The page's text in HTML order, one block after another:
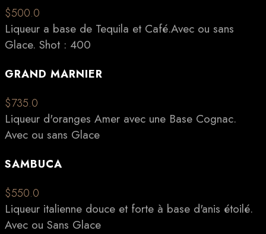
$500.0
Liqueur a base de Tequila et Café.Avec ou sans
Glace. Shot : 400
GRAND MARNIER
$735.0
Liqueur d'oranges Amer avec une Base Cognac.
Avec ou sans Glace
SAMBUCA
$550.0
Liqueur italienne douce et forte à base d'anis étoilé.
Avec ou Sans Glace